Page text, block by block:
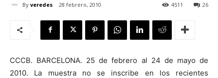
By veredes 28 febrero, 2010 26
4511
CCCB. BARCELONA. 25 de febrero al 24 de mayo de
2010. La muestra no se inscribe en los recientes